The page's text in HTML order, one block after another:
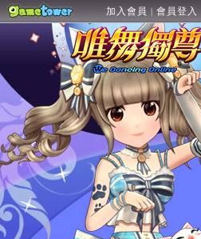
加入會員 | 會員登入